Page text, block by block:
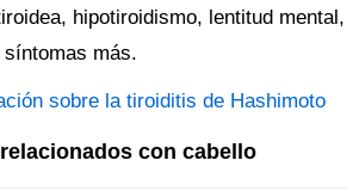
hipotiroidismo, lentitud mental,
más.
sobre la tiroiditis de Hashimoto
con cabello